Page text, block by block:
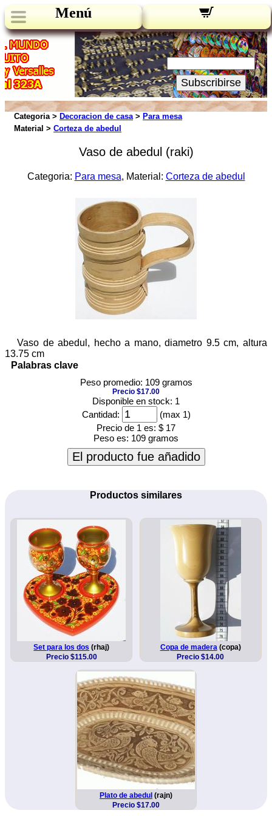
Menú
Novedades:
Su Email:
Subscribirse
Categoria > Decoracion de casa> Para mesa
Material > Corteza de abedul
Vaso de abedul (raki)
Categoria: Para mesa, Material: Corteza de abedul
Vaso de abedul, hecho a mano, diametro 9.5 cm, altura
13.75 cm
Palabras clave
Peso promedio: 109 gramos
Precio $17.00
Disponible en stock: 1
Cantidad:
(max 1)
Precio de 1 es: $ 17
Peso es: 109 gramos
El producto fue añadido
Productos similares
Set para los dos (rhaj)
Precio $115.00
Copa de madera (copa)
Precio $14.00
Plato de abedul (rajn)
Precio $17.00